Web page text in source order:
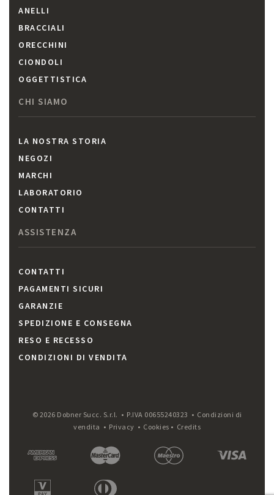
ANELLI
BRACCIALI
ORECCHINI
CIONDOLI
OGGETTISTICA
CHI SIAMO
LA NOSTRA STORIA
NEGOZI
MARCHI
LABORATORIO
CONTATTI
ASSISTENZA
CONTATTI
PAGAMENTI SICURI
GARANZIE
SPEDIZIONE E CONSEGNA
RESO E RECESSO
CONDIZIONI DI VENDITA
© 2026 Dobner Succ. S.r.l. • P.IVA 00655240323 • Condizioni di
vendita • Privacy • Cookies • Credits